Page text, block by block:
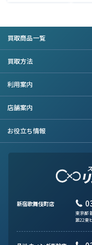
買取商品一覧
買取方法
利用案内
店舗案内
お役立ち情報
新宿歌舞伎町店
東京都
第22東